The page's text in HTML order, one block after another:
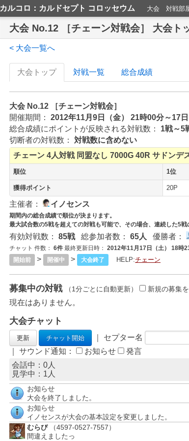
カルコロ：カルドセプト コロッセウム 大会 対戦部
大会 No.12 ［チェーン対戦会］ 大会ト
< 大会一覧へ
大会トップ 対戦一覧 総合成績
大会 No.12 ［チェーン対戦会］
開催期間： 2012年11月9日（金） 21時00分～17
総合成績にポイントが反映される対戦数： 1戦～5
切断者の対戦数： 対戦数に含めない
チェーン 4人対戦 同盟なし 7000G 40R サドンデ
順位 1位
獲得ポイント 20P
主催者： イノセンス
期間内の総合成績で順位が決まります。
最大試合数の5戦を超えての対戦も可能で、その場合、連続した5
有効対戦数： 85戦総参加者数： 65人 優勝者：
チャット 件数： 6件 最終更新日時： 2012年11月17日（土） 18時
開始前
> 開催中 > 大会終了 HELP:チェーン
募集中の対戦 （1分ごとに自動更新） 新規の募集
現在はありません。
大会チャット
｜ セプター名
｜ サウンド通知：
お知らせ
発言
会話中：0人
見学中： 1 人
お知らせ
大会を終了しました。
お知らせ
イノセンスが大会の基本設定を変更しました。
むらび
（4597-0527-7557）
間違えましたっ